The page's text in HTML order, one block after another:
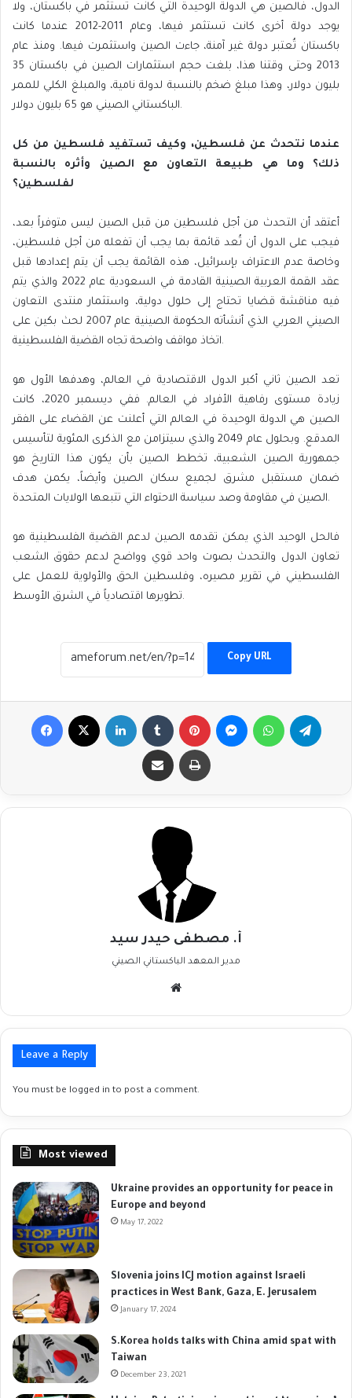
الدول، فالصين هي الدولة الوحيدة التي كانت تستثمر في باكستان، ولا
يوجد دولة أخرى كانت تستثمر فيها، وعام 2011-2012 عندما كانت
باكستان تُعتبر دولة غير آمنة، جاءت الصين واستثمرت فيها. ومنذ عام
2013 وحتى وقتنا هذا، بلغت حجم استثمارات الصين في باكستان 35
بليون دولار، وهذا مبلغ ضخم بالنسبة لدولة نامية، والمبلغ الكلي للممر
الباكستاني الصيني هو 65 بليون دولار.
عندما نتحدث عن فلسطين، وكيف تستفيد فلسطين من كل
ذلك؟ وما هي طبيعة التعاون مع الصين وأثره بالنسبة
لفلسطين؟
أعتقد أن التحدث من أجل فلسطين من قبل الصين ليس متوفراً بعد،
فيجب على الدول أن تُعد قائمة بما يجب أن تفعله من أجل فلسطين،
وخاصة عدم الاعتراف بإسرائيل، هذه القائمة يجب أن يتم إعدادها قبل
عقد القمة العربية الصينية القادمة في السعودية عام 2022 والذي يتم
فيه مناقشة قضايا تحتاج إلى حلول دولية، واستثمار منتدى التعاون
الصيني العربي الذي أنشأته الحكومة الصينية عام 2007 لحث بكين على
اتخاذ مواقف واضحة تجاه القضية الفلسطينية.
تعد الصين ثاني أكبر الدول الاقتصادية في العالم، وهدفها الأول هو
زيادة مستوى رفاهية الأفراد في العالم. ففي ديسمبر 2020، كانت
الصين هي الدولة الوحيدة في العالم التي أعلنت عن القضاء على الفقر
المدقع. وبحلول عام 2049 والذي سيتزامن مع الذكرى المئوية لتأسيس
جمهورية الصين الشعبية، تخطط الصين بأن يكون هذا التاريخ هو
ضمان مستقبل مشرق لجميع سكان الصين وأيضاً، يكمن هدف
الصين في مقاومة وصد سياسة الاحتواء التي تتبعها الولايات المتحدة.
فالحل الوحيد الذي يمكن تقدمه الصين لدعم القضية الفلسطينية هو
تعاون الدول والتحدث بصوت واحد قوي وواضح لدعم حقوق الشعب
الفلسطيني في تقرير مصيره، وفلسطين الحق والأولوية للعمل على
تطويرها اقتصادياً في الشرق الأوسط.
Copy URL
Facebook LinkedIn Tumblr Pinterest MessengerWhatsApp
Share via Email Print
أ. مصطفى حيدر سيد
مدير المعهد الباكستاني الصيني
Leave a Reply
You must be logged in to post a comment.
Most viewed
Ukraine provides an opportunity for peace in
Europe and beyond
May 17, 2022
Slovenia joins ICJ motion against Israeli
practices in West Bank, Gaza, E. Jerusalem
January 17, 2024
S.Korea holds talks with China amid spat with
Taiwan
December 23, 2021